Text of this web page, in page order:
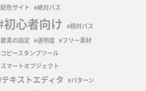
配色サイト 絶対パス
初心者向け
相対パス
要素の固定
透明度
フリー素材
コピースタンプツール
スマートオブジェクト
テキストエディタ パターン